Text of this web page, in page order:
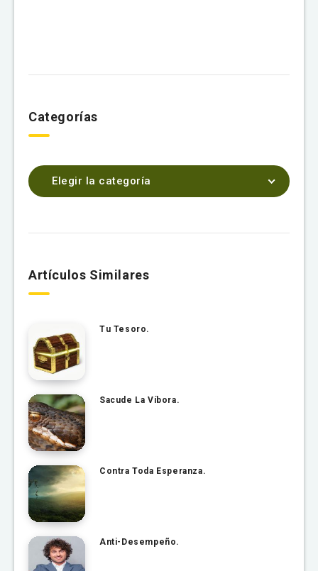
Categorías
Elegir la categoría
Artículos Similares
Tu Tesoro.
Sacude La Víbora.
Contra Toda Esperanza.
Anti-Desempeño.